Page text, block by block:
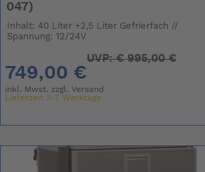
047)
Inhalt: 40 Liter +2,5 Liter Gefrierfach //
Spannung: 12/24V
749,00 €
UVP:€995,00 €
inkl. Mwst. zzgl.Versand
Lieferzeit 3-7 Werktage